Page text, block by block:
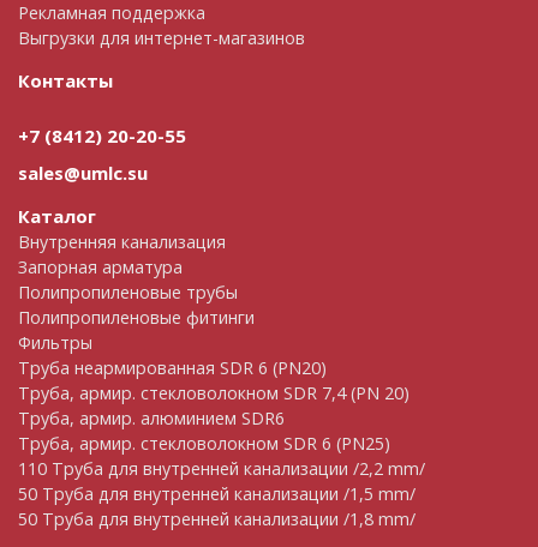
Рекламная поддержка
Выгрузки для интернет-магазинов
Контакты
+7 (8412) 20-20-55
sales@umlc.su
Каталог
Внутренняя канализация
Запорная арматура
Полипропиленовые трубы
Полипропиленовые фитинги
Фильтры
Труба неармированная SDR 6 (PN20)
Труба, армир. cтекловолокном SDR 7,4 (PN 20)
Труба, армир. алюминием SDR6
Труба, армир. стекловолокном SDR 6 (PN25)
110 Труба для внутренней канализации /2,2 mm/
50 Труба для внутренней канализации /1,5 mm/
50 Труба для внутренней канализации /1,8 mm/